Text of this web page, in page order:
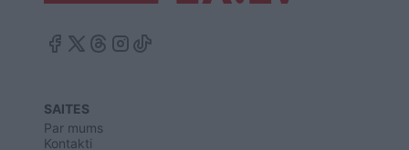
SAITES
Par mums
Kontakti